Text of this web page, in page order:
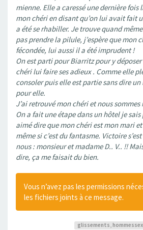
mienne. Elle a caressé une dernière fois
mon chéri en disant qu’on lui avait fait
a été se rhabiller. Je trouve quand
pas prendre la pilule, j’espère que mon
fécondée, lui aussi il a été imprudent !
On est parti pour Biarritz pour y déposer
chéri lui faire ses adieux . Comme elle
consoler puis elle est partie sans dire
pour elle.
J’ai retrouvé mon chéri et nous
On a fait une étape dans un hôtel je sais
aimé dire que mon chéri est mon mari
même si c’est du fantasme. Victoire
nous : monsieur et madame D.. V.. !!
dire, ça me faisait du bien.
Vous n’avez pas les permissions
les fichiers joints à ce message.
glissements,